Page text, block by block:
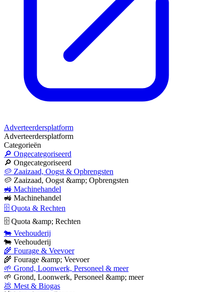
Adverteerdersplatform
Adverteerdersplatform
Categorieën
🔎 Ongecategoriseerd
🔎 Ongecategoriseerd
🥔 Zaaizaad, Oogst & Opbrengsten
🥔 Zaaizaad, Oogst &amp; Opbrengsten
🚜 Machinehandel
🚜 Machinehandel
🗄 Quota & Rechten
🗄 Quota &amp; Rechten
🐄 Veehouderij
🐄 Veehouderij
🌾 Fourage & Veevoer
🌾 Fourage &amp; Veevoer
🌱 Grond, Loonwerk, Personeel & meer
🌱 Grond, Loonwerk, Personeel &amp; meer
💩 Mest & Biogas